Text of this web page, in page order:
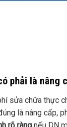
phải là nâng
sửa chữa thực
là nâng cấp,